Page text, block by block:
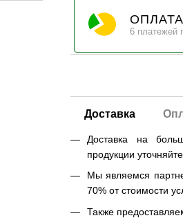
6 платежей
Доставка
Доставка на
продукции
Мы являемся
70% от стоимости
Также